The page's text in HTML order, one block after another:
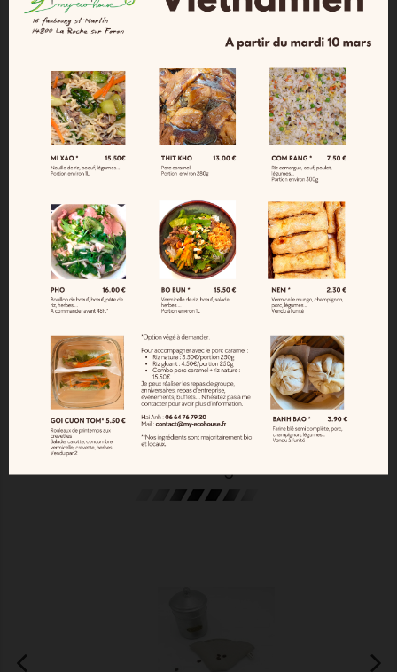
DÉTAILS DU PRODUIT
COMMENTAIRES
Bouchon Sport est idéal pour vos activités
sportives, pour boire en sécurité en voiture, ou
simplement pour changer le vieux bouchon de
votre gourde Kleankanteen qui est encore en
bon état...
Il est étanche
Entretien:
Passe au lave vaisselle.
16 Autres Produits Dans La
Même Catégorie :